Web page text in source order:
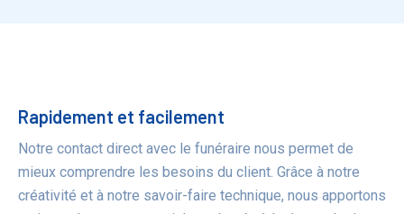
Bénéfices
Rapidement et facilement
Notre contact direct avec le funéraire nous permet de
mieux comprendre les besoins du client. Grâce à notre
créativité et à notre savoir-faire technique, nous apportons